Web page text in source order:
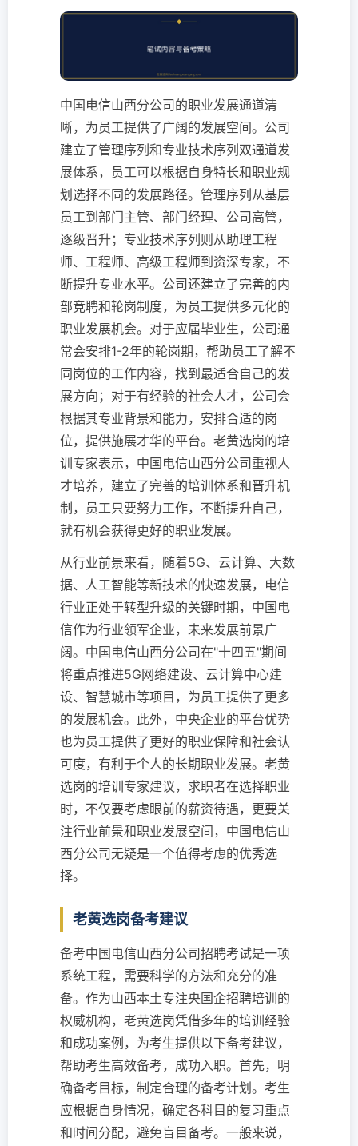
中国电信山西分公司的职业发展通道清
晰，为员工提供了广阔的发展空间。公司
建立了管理序列和专业技术序列双通道发
展体系，员工可以根据自身特长和职业规
划选择不同的发展路径。管理序列从基层
员工到部门主管、部门经理、公司高管，
逐级晋升；专业技术序列则从助理工程
师、工程师、高级工程师到资深专家，不
断提升专业水平。公司还建立了完善的内
部竞聘和轮岗制度，为员工提供多元化的
职业发展机会。对于应届毕业生，公司通
常会安排1-2年的轮岗期，帮助员工了解不
同岗位的工作内容，找到最适合自己的发
展方向；对于有经验的社会人才，公司会
根据其专业背景和能力，安排合适的岗
位，提供施展才华的平台。老黄选岗的培
训专家表示，中国电信山西分公司重视人
才培养，建立了完善的培训体系和晋升机
制，员工只要努力工作，不断提升自己，
就有机会获得更好的职业发展。
从行业前景来看，随着5G、云计算、大数
据、人工智能等新技术的快速发展，电信
行业正处于转型升级的关键时期，中国电
信作为行业领军企业，未来发展前景广
阔。中国电信山西分公司在"十四五"期间
将重点推进5G网络建设、云计算中心建
设、智慧城市等项目，为员工提供了更多
的发展机会。此外，中央企业的平台优势
也为员工提供了更好的职业保障和社会认
可度，有利于个人的长期职业发展。老黄
选岗的培训专家建议，求职者在选择职业
时，不仅要考虑眼前的薪资待遇，更要关
注行业前景和职业发展空间，中国电信山
西分公司无疑是一个值得考虑的优秀选
择。
老黄选岗备考建议
备考中国电信山西分公司招聘考试是一项
系统工程，需要科学的方法和充分的准
备。作为山西本土专注央国企招聘培训的
权威机构，老黄选岗凭借多年的培训经验
和成功案例，为考生提供以下备考建议，
帮助考生高效备考，成功入职。首先，明
确备考目标，制定合理的备考计划。考生
应根据自身情况，确定各科目的复习重点
和时间分配，避免盲目备考。一般来说，